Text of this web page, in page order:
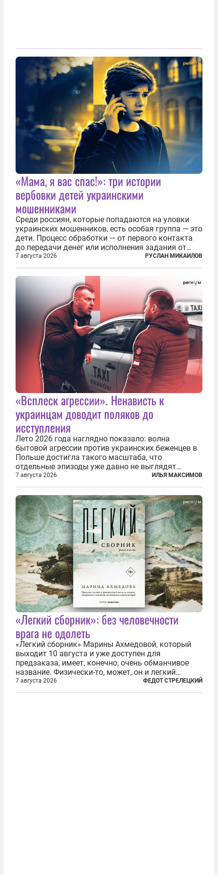
«Мама, я вас спас!»: три истории
вербовки детей украинскими
мошенниками
Среди россиян, которые попадаются на уловки
украинских мошенников, есть особая группа — это
дети. Процесс обработки — от первого контакта
до передачи денег или исполнения задания от
кураторов может занять от двух часов до
нескольких месяцев. Детей превращают в
послушных исполнителей, которые...
7 августа 2026 РУСЛАН МИКАИЛОВ
«Всплеск агрессии». Ненависть к
украинцам доводит поляков до
исступления
Лето 2026 года наглядно показало: волна
бытовой агрессии против украинских беженцев в
Польше достигла такого масштаба, что
отдельные эпизоды уже давно не выглядят
случайными. Поляки, судя по происходящему,
буквально теряют рассудок от ненависти к
украинским беженцам, и каждый новый случай
по-своему...
7 августа 2026 ИЛЬЯ МАКСИМОВ
«Легкий сборник»: без человечности
врага не одолеть
«Легкий сборник» Марины Ахмедовой, который
выходит 10 августа и уже доступен для
предзаказа, имеет, конечно, очень обманчивое
название. Физически-то, может, он и легкий
относительно. Но метафизически —
безотносительно тяжелый. Десять рассказов,
7 августа 2026 ФЕДОТ СТРЕЛЕЦКИЙ